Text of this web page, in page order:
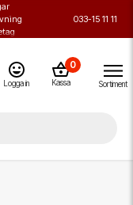
033-15 11 11
Logga in
0
Kassa Sortiment